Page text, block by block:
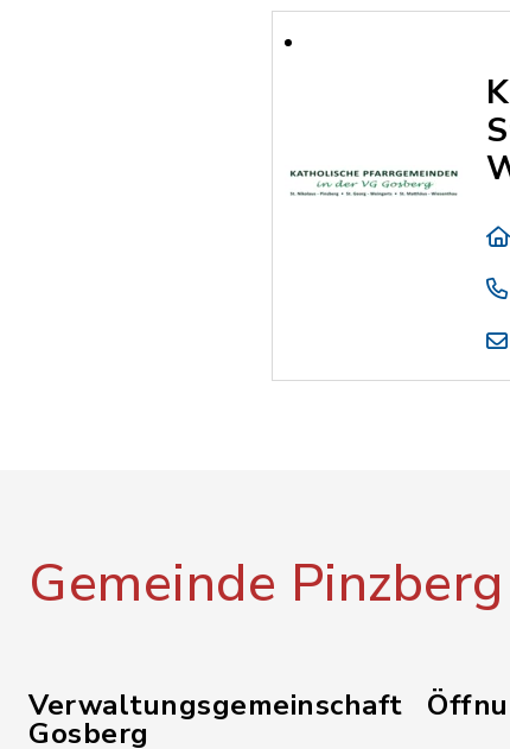
Gemeinde Pinzberg
Verwaltungsgemeinschaft
Gosberg